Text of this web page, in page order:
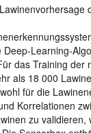
Learning-
das Training
als 18 000
für die
Korrelationen
zu